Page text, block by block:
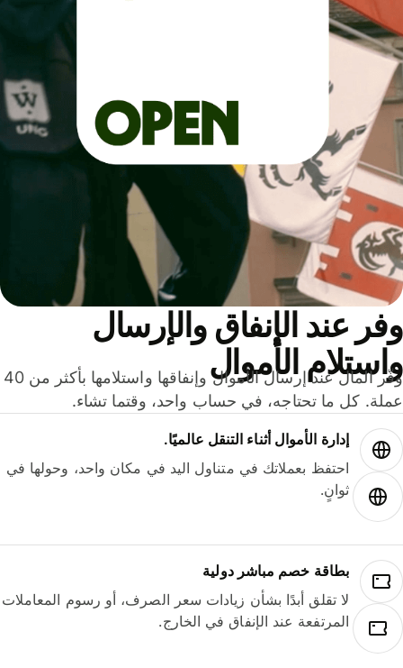
عند الإنفاق والإرسال
الأموال
وفّر المال عند إرسال الأموال وإنفاقها واستلامها بأكثر من 40
كل ما تحتاجه، في حساب واحد، وقتما تشاء.
إدارة الأموال أثناء التنقل عالميًا.
احتفظ بعملاتك في متناول اليد في مكان واحد، وحولها في
ثوانٍ.
بطاقة خصم مباشر دولية
لا تقلق أبدًا بشأن زيادات سعر الصرف، أو رسوم المعاملات
المرتفعة عند الإنفاق في الخارج.